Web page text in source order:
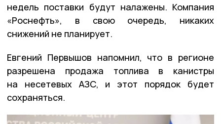
недель поставки будут налажены. Компания
«Роснефть», в свою очередь, никаких
снижений не планирует.
Евгений Первышов напомнил, что в регионе
разрешена продажа топлива в канистры
на несетевых АЗС, и этот порядок будет
сохраняться.